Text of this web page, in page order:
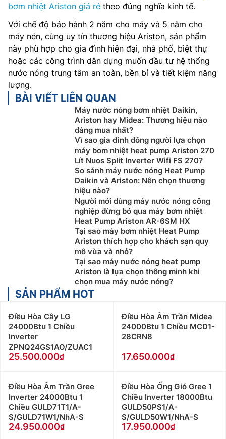
bơm nhiệt Ariston giá rẻ theo đúng nghĩa kinh tế.
Với chế độ bảo hành 2 năm cho máy và 5 năm cho
máy nén, cùng uy tín thương hiệu Ariston, sản phẩm
này phù hợp cho gia đình hiện đại, nhà phố, biệt thự
hoặc các công trình dân dụng muốn đầu tư hệ thống
nước nóng trung tâm an toàn, bền bỉ và tiết kiệm năng
lượng.
BÀI VIẾT LIÊN QUAN
Máy nước nóng bơm nhiệt Daikin,
Ariston hay Midea: Thương hiệu nào
đáng mua nhất?
Vì sao gia đình đông người lựa chọn
máy bơm nhiệt heat pump Ariston 270
Lít Nuos Split Inverter Wifi FS 270?
So sánh máy nước nóng Heat Pump
Daikin và Ariston: Nên chọn thương
hiệu nào?
Người mới dùng máy nước nóng công
nghiệp đừng bỏ qua máy bơm nhiệt
Heat Pump Ariston AR-6SM HX
Tại sao máy bơm nhiệt Heat Pump
Ariston thích hợp cho khách sạn quy
mô vừa và nhỏ?
Tại sao máy nước nóng heat pump
Ariston là lựa chọn thông minh khi
chọn mua máy nước nóng?
SẢN PHẨM HOT
Điều Hòa Cây LG
24000Btu 1 Chiều
Inverter
ZPNQ24GS1AO/ZUAC1
25.500.000
Điều Hòa Âm Trần Midea
24000Btu 1 Chiều MCD1-
28CRN8
17.650.000
Điều Hòa Âm Trần Gree
Inverter 24000Btu 1
Chiều GULD71T1/A-
S/GULD71W1/NhA-S
24.950.000
Điều Hòa Ống Gió Gree 1
Chiều Inverter 18000Btu
GULD50PS1/A-
S/GULD50W1/NhA-S
17.950.000